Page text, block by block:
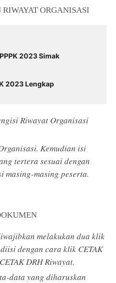
RIWAYAT ORGANISASI
2023 Simak
2023 Lengkap
Riwayat Organisasi
Kemudian isi
tertera sesuai dengan
masing-masing peserta.
melakukan dua klik
dengan cara klik CETAK
DRH Riwayat.
data yang diharuskan